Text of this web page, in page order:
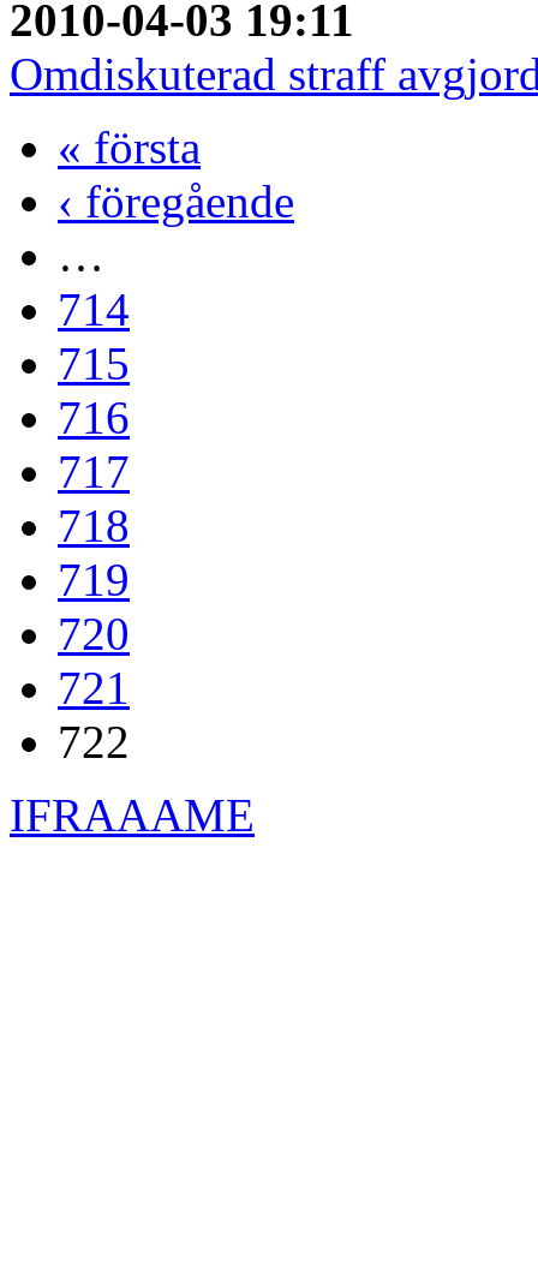
2010-04-03 19:11
Omdiskuterad straff
« första
‹ föregående
…
714
715
716
717
718
719
720
721
722
IFRAAAME